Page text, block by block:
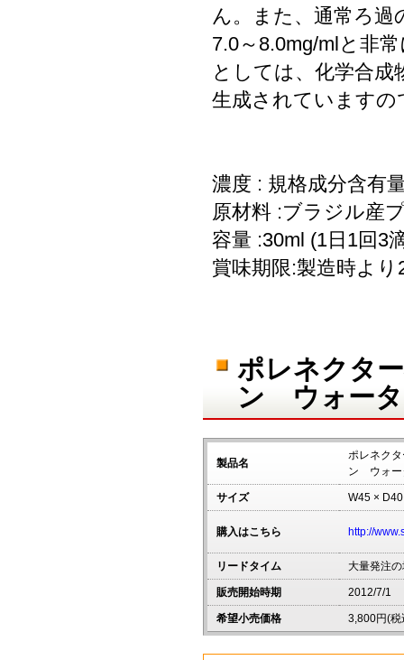
ん。また、通常ろ
7.0～8.0mg/mlと非
としては、化学合成
生成されています
濃度 : 規格成分含有
原材料 :ブラジル産
容量 :30ml (1日1回3
賞味期限:製造時より
ポレネクタ
ン ウォー
製品名
ポレネク
ン ウォー
サイズ W45 ×
購入はこちら http://
リードタイム 大量発注
販売開始時期 2012/7/1
希望小売価格 3,800円(税